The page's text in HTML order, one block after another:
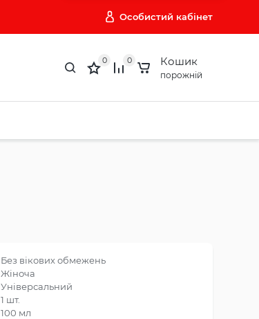
Особистий кабінет
0 0 Кошик
порожній
Без вікових обмежень
Жіноча
Універсальний
1 шт.
100 мл